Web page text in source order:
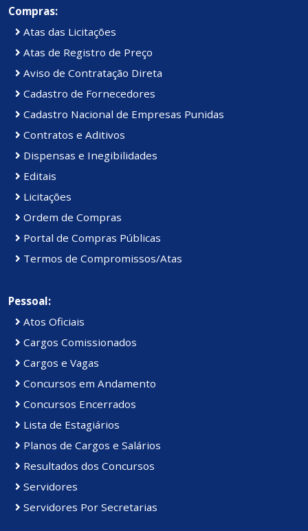
Compras:
Atas das Licitações
Atas de Registro de Preço
Aviso de Contratação Direta
Cadastro de Fornecedores
Cadastro Nacional de Empresas Punidas
Contratos e Aditivos
Dispensas e Inegibilidades
Editais
Licitações
Ordem de Compras
Portal de Compras Públicas
Termos de Compromissos/Atas
Pessoal:
Atos Oficiais
Cargos Comissionados
Cargos e Vagas
Concursos em Andamento
Concursos Encerrados
Lista de Estagiários
Planos de Cargos e Salários
Resultados dos Concursos
Servidores
Servidores Por Secretarias